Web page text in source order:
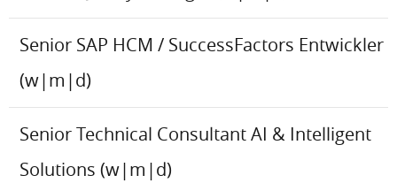
Senior SAP HCM / SuccessFactors Entwickler
(w|m|d)
Senior Technical Consultant AI & Intelligent
Solutions (w|m|d)